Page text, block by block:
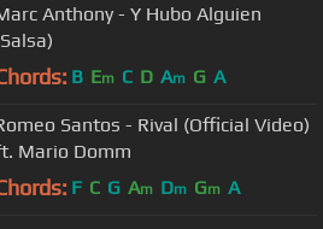
Anthony - Y Hubo Alguien
B Em C D Am G A
Santos - Rival (Official Video)
Mario Domm
F C G Am Dm Gm A